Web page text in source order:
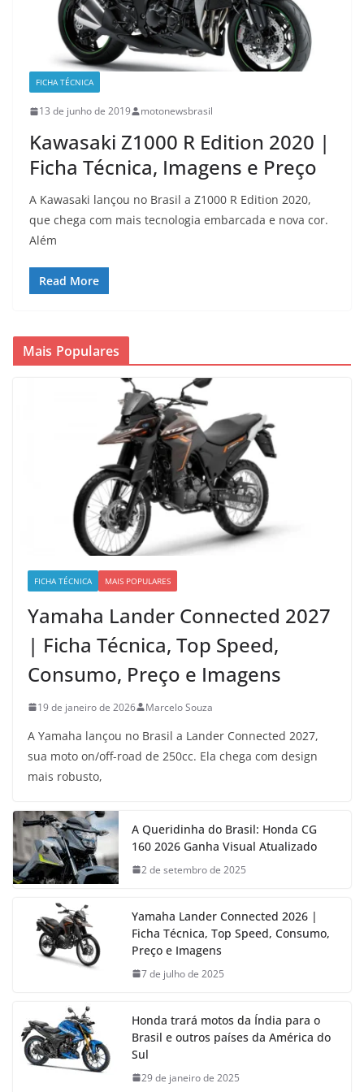
FICHA TÉCNICA
13 de junho de 2019 motonewsbrasil
Kawasaki Z1000 R Edition 2020 |
Ficha Técnica, Imagens e Preço
A Kawasaki lançou no Brasil a Z1000 R Edition 2020,
que chega com mais tecnologia embarcada e nova cor.
Além
Read More
Mais Populares
FICHA TÉCNICA MAIS POPULARES
Yamaha Lander Connected 2027
| Ficha Técnica, Top Speed,
Consumo, Preço e Imagens
19 de janeiro de 2026 Marcelo Souza
A Yamaha lançou no Brasil a Lander Connected 2027,
sua moto on/off-road de 250cc. Ela chega com design
mais robusto,
A Queridinha do Brasil: Honda CG
160 2026 Ganha Visual Atualizado
2 de setembro de 2025
Yamaha Lander Connected 2026 |
Ficha Técnica, Top Speed, Consumo,
Preço e Imagens
7 de julho de 2025
Honda trará motos da Índia para o
Brasil e outros países da América do
Sul
29 de janeiro de 2025